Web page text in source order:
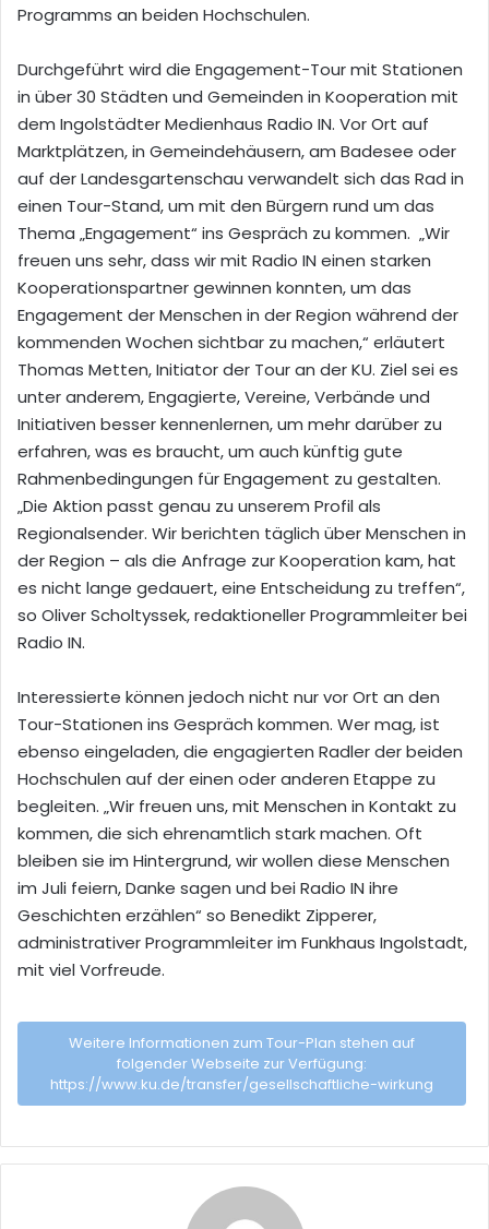
Programms an beiden Hochschulen.
Durchgeführt wird die Engagement-Tour mit Stationen
in über 30 Städten und Gemeinden in Kooperation mit
dem Ingolstädter Medienhaus Radio IN. Vor Ort auf
Marktplätzen, in Gemeindehäusern, am Badesee oder
auf der Landesgartenschau verwandelt sich das Rad in
einen Tour-Stand, um mit den Bürgern rund um das
Thema „Engagement“ ins Gespräch zu kommen. „Wir
freuen uns sehr, dass wir mit Radio IN einen starken
Kooperationspartner gewinnen konnten, um das
Engagement der Menschen in der Region während der
kommenden Wochen sichtbar zu machen,“ erläutert
Thomas Metten, Initiator der Tour an der KU. Ziel sei es
unter anderem, Engagierte, Vereine, Verbände und
Initiativen besser kennenlernen, um mehr darüber zu
erfahren, was es braucht, um auch künftig gute
Rahmenbedingungen für Engagement zu gestalten.
„Die Aktion passt genau zu unserem Profil als
Regionalsender. Wir berichten täglich über Menschen in
der Region – als die Anfrage zur Kooperation kam, hat
es nicht lange gedauert, eine Entscheidung zu treffen“,
so Oliver Scholtyssek, redaktioneller Programmleiter bei
Radio IN.
Interessierte können jedoch nicht nur vor Ort an den
Tour-Stationen ins Gespräch kommen. Wer mag, ist
ebenso eingeladen, die engagierten Radler der beiden
Hochschulen auf der einen oder anderen Etappe zu
begleiten. „Wir freuen uns, mit Menschen in Kontakt zu
kommen, die sich ehrenamtlich stark machen. Oft
bleiben sie im Hintergrund, wir wollen diese Menschen
im Juli feiern, Danke sagen und bei Radio IN ihre
Geschichten erzählen“ so Benedikt Zipperer,
administrativer Programmleiter im Funkhaus Ingolstadt,
mit viel Vorfreude.
Weitere Informationen zum Tour-Plan stehen auf
folgender Webseite zur Verfügung:
https://www.ku.de/transfer/gesellschaftliche-wirkung